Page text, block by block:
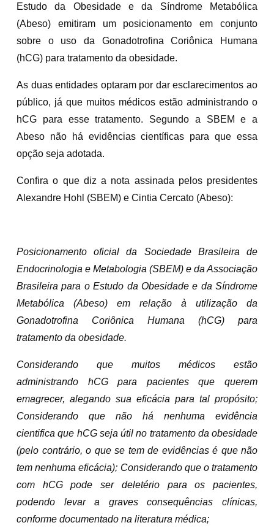
Estudo da Obesidade e da Síndrome Metabólica
(Abeso) emitiram um posicionamento em conjunto
sobre o uso da Gonadotrofina Coriônica Humana
(hCG) para tratamento da obesidade.
As duas entidades optaram por dar esclarecimentos ao
público, já que muitos médicos estão administrando o
hCG para esse tratamento. Segundo a SBEM e a
Abeso não há evidências científicas para que essa
opção seja adotada.
Confira o que diz a nota assinada pelos presidentes
Alexandre Hohl (SBEM) e Cintia Cercato (Abeso):
Posicionamento oficial da Sociedade Brasileira de
Endocrinologia e Metabologia (SBEM) e da Associação
Brasileira para o Estudo da Obesidade e da Síndrome
Metabólica (Abeso) em relação à utilização da
Gonadotrofina Coriônica Humana (hCG) para
tratamento da obesidade.
Considerando que muitos médicos estão
administrando hCG para pacientes que querem
emagrecer, alegando sua eficácia para tal propósito;
Considerando que não há nenhuma evidência
cientifica que hCG seja útil no tratamento da obesidade
(pelo contrário, o que se tem de evidências é que não
tem nenhuma eficácia); Considerando que o tratamento
com hCG pode ser deletério para os pacientes,
podendo levar a graves consequências clínicas,
conforme documentado na literatura médica;